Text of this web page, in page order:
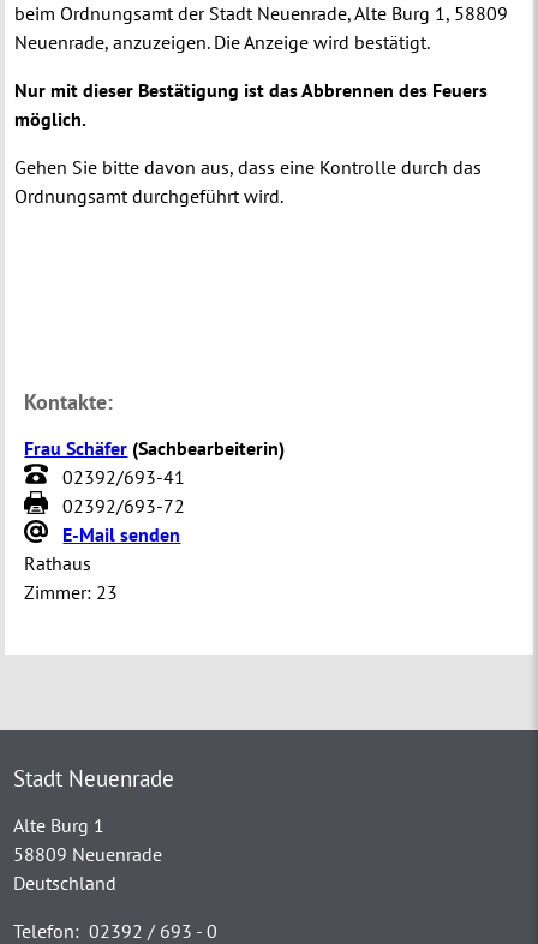
beim Ordnungsamt der Stadt Neuenrade, Alte Burg 1, 58809
Neuenrade, anzuzeigen. Die Anzeige wird bestätigt.
Nur mit dieser Bestätigung ist das Abbrennen des Feuers
möglich.
Gehen Sie bitte davon aus, dass eine Kontrolle durch das
Ordnungsamt durchgeführt wird.
Kontakte:
Frau Schäfer (Sachbearbeiterin)
02392/693-41
02392/693-72
E-Mail senden
Rathaus
Zimmer: 23
Stadt Neuenrade
Alte Burg 1
58809 Neuenrade
Deutschland
Telefon: 02392 / 693 - 0